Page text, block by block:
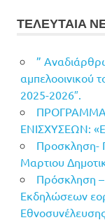
ΤΕΛΕΥΤΑΙΑ
”
αμπελοοινικού
2025-2026″.
ΕΝΙΣΧΥΣΕΩΝ:
Προσκληση-
Μαρτιου
Πρόσκληση
Εκδηλώσεων